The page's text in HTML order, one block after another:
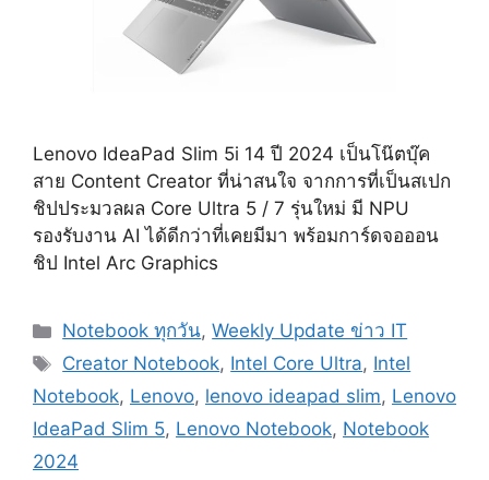
Lenovo IdeaPad Slim 5i 14 ปี 2024 เป็นโน๊ตบุ๊ค
สาย Content Creator ที่น่าสนใจ จากการที่เป็นสเปก
ชิปประมวลผล Core Ultra 5 / 7 รุ่นใหม่ มี NPU
รองรับงาน AI ได้ดีกว่าที่เคยมีมา พร้อมการ์ดจอออน
ชิป Intel Arc Graphics
Categories
Notebook ทุกวัน,Weekly Update ข่าว IT
Tags
Creator Notebook, Intel Core Ultra, Intel
Notebook, Lenovo, lenovo ideapad slim, Lenovo
IdeaPad Slim 5, Lenovo Notebook, Notebook
2024